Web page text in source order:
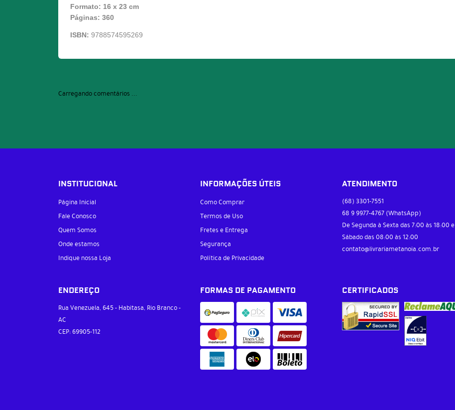
Formato: 16 x 23 cm
Páginas: 360
ISBN: 9788574595269
Carregando comentários ...
INSTITUCIONAL
Página Inicial
Fale Conosco
Quem Somos
Onde estamos
Indique nossa Loja
INFORMAÇÕES ÚTEIS
Como Comprar
Termos de Uso
Fretes e Entrega
Segurança
Política de Privacidade
ATENDIMENTO
(68) 3301-7551
68 9 9977-4767 (WhatsApp)
De Segunda à Sexta das 7:00 às 18:00 e
Sábado das 08:00 às 12:00
contato@livrariametanoia.com.br
ENDEREÇO
Rua Venezuela, 645- Habitasa, Rio Branco-
AC
CEP: 69905-112
FORMAS DE PAGAMENTO CERTIFICADOS